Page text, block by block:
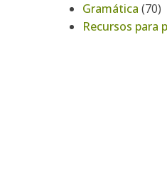
Gramática (70)
Recursos para